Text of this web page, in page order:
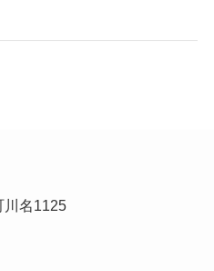
静岡県浜松市浜名区引佐町川名1125